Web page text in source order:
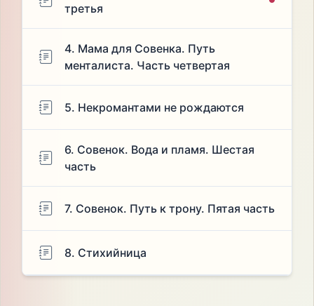
третья
4. Мама для Совенка. Путь
менталиста. Часть четвертая
5. Некромантами не рождаются
6. Совенок. Вода и пламя. Шестая
часть
7. Совенок. Путь к трону. Пятая часть
8. Стихийница